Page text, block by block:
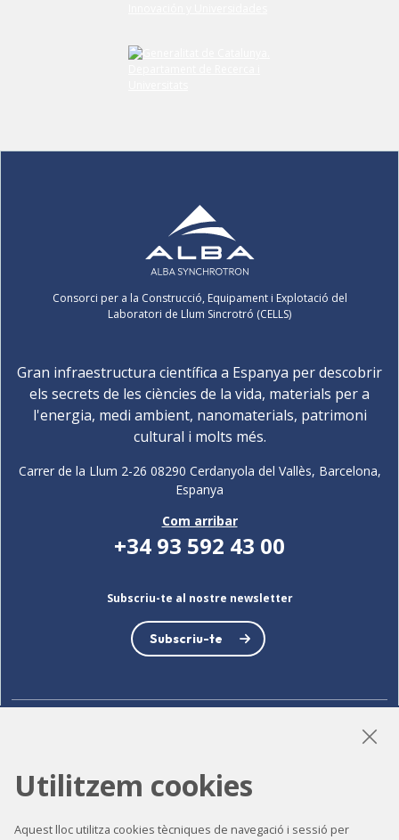
Consorci per a la Construcció, Equipament i Explotació del
Laboratori de Llum Sincrotró (CELLS)
Gran infraestructura científica a Espanya per descobrir
els secrets de les ciències de la vida, materials per a
l'energia, medi ambient, nanomaterials, patrimoni
cultural i molts més.
Carrer de la Llum 2-26 08290 Cerdanyola del Vallès, Barcelona,
Espanya
Com arribar
+34 93 592 43 00
Subscriu-te al nostre newsletter
Subscriu-te
Accessibilitat
Utilitzem cookies
Aquest lloc utilitza cookies tècniques de navegació i sessió per